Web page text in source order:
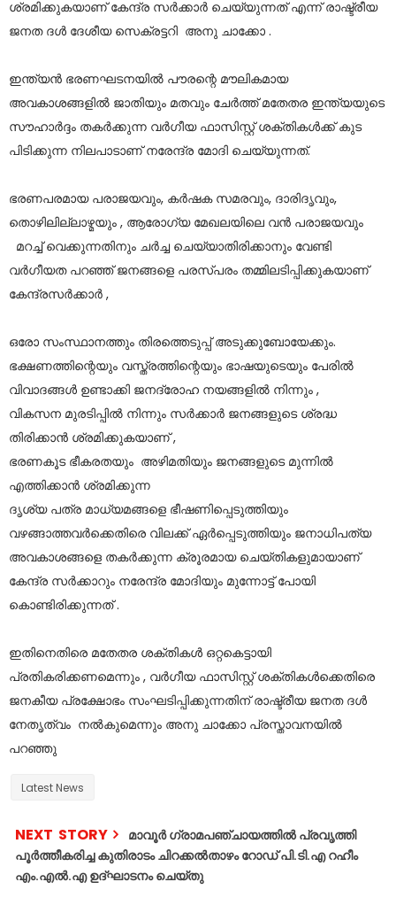
ശ്രമിക്കുകയാണ് കേന്ദ്ര സർക്കാർ ചെയ്യുന്നത് എന്ന് രാഷ്ട്രീയ
ജനത ദൾ ദേശീയ സെക്രട്ടറി അനു ചാക്കോ .
ഇന്ത്യൻ ഭരണഘടനയിൽ പൗരന്റെ മൗലികമായ
അവകാശങ്ങളിൽ ജാതിയും മതവും ചേർത്ത് മതേതര ഇന്ത്യയുടെ
സൗഹാർദ്ദം തകർക്കുന്ന വർഗീയ ഫാസിസ്റ്റ് ശക്തികൾക്ക് കുട
പിടിക്കുന്ന നിലപാടാണ് നരേന്ദ്ര മോദി ചെയ്യുന്നത്.
ഭരണപരമായ പരാജയവും, കർഷക സമരവും, ദാരിദൃവും,
തൊഴിലില്ലാഴ്മയും , ആരോഗ്യ മേഖലയിലെ വൻ പരാജയവും
മറച്ച് വെക്കുന്നതിനും ചർച്ച ചെയ്യാതിരിക്കാനും വേണ്ടി
വർഗീയത പറഞ്ഞ് ജനങ്ങളെ പരസ്പരം തമ്മിലടിപ്പിക്കുകയാണ്
കേന്ദ്രസർക്കാർ ,
ഒരോ സംസ്ഥാനത്തും തിരത്തെടുപ്പ് അടുക്കുബോയേക്കും.
ഭക്ഷണത്തിന്റെയും വസ്ത്രത്തിന്റെയും ഭാഷയുടെയും പേരിൽ
വിവാദങ്ങൾ ഉണ്ടാക്കി ജനദ്രോഹ നയങ്ങളിൽ നിന്നും ,
വികസന മുരടിപ്പിൽ നിന്നും സർക്കാർ ജനങ്ങളുടെ ശ്രദ്ധ
തിരിക്കാൻ ശ്രമിക്കുകയാണ് ,
ഭരണകൂട ഭീകരതയും അഴിമതിയും ജനങ്ങളുടെ മുന്നിൽ
എത്തിക്കാൻ ശ്രമിക്കുന്ന
ദൃശ്യ പത്ര മാധ്യമങ്ങളെ ഭീഷണിപ്പെടുത്തിയും
വഴങ്ങാത്തവർക്കെതിരെ വിലക്ക് ഏർപ്പെടുത്തിയും ജനാധിപത്യ
അവകാശങ്ങളെ തകർക്കുന്ന ക്രൂരമായ ചെയ്തികളുമായാണ്
കേന്ദ്ര സർക്കാറും നരേന്ദ്ര മോദിയും മുന്നോട്ട് പോയി
കൊണ്ടിരിക്കുന്നത് .
ഇതിനെതിരെ മതേതര ശക്തികൾ ഒറ്റകെട്ടായി
പ്രതികരിക്കണമെന്നും , വർഗീയ ഫാസിസ്റ്റ് ശക്തികൾക്കെതിരെ
ജനകീയ പ്രക്ഷോഭം സംഘടിപ്പിക്കുന്നതിന് രാഷ്ട്രീയ ജനത ദൾ
നേതൃത്വം നൽകുമെന്നും അനു ചാക്കോ പ്രസ്താവനയിൽ
പറഞ്ഞു
Latest News
NEXT STORY
മാവൂർ ഗ്രാമപഞ്ചായത്തിൽ പ്രവൃത്തി
പൂർത്തീകരിച്ച കുതിരാടം ചിറക്കൽതാഴം റോഡ് പി.ടി.എ റഹീം
എം.എൽ.എ ഉദ്ഘാടനം ചെയ്തു